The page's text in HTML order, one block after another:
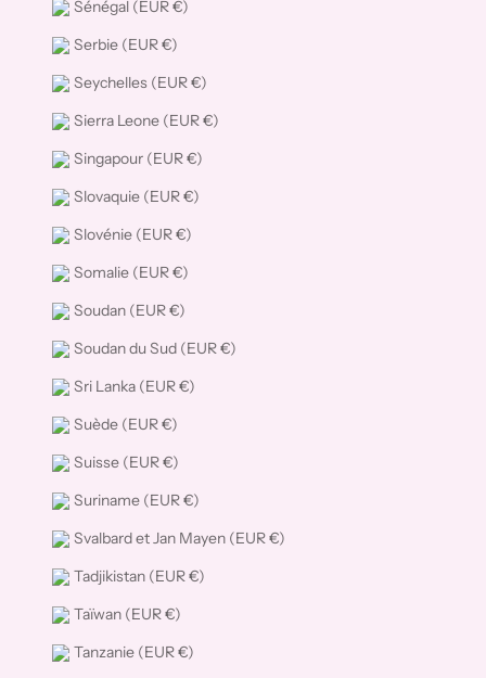
Sénégal (EUR €)
Serbie (EUR €)
Seychelles (EUR €)
Sierra Leone (EUR €)
Singapour (EUR €)
Slovaquie (EUR €)
Slovénie (EUR €)
Somalie (EUR €)
Soudan (EUR €)
Soudan du Sud (EUR €)
Sri Lanka (EUR €)
Suède (EUR €)
Suisse (EUR €)
Suriname (EUR €)
Svalbard et Jan Mayen (EUR €)
Tadjikistan (EUR €)
Taïwan (EUR €)
Tanzanie (EUR €)